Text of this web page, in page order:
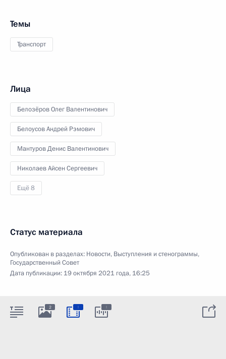
Темы
Транспорт
Лица
Белозёров Олег Валентинович
Белоусов Андрей Рэмович
Мантуров Денис Валентинович
Николаев Айсен Сергеевич
Ещё 8
Статус материала
Опубликован в разделах: Новости, Выступления и стенограммы,
Государственный Совет
Дата публикации: 19 октября 2021 года, 16:25
2 : :